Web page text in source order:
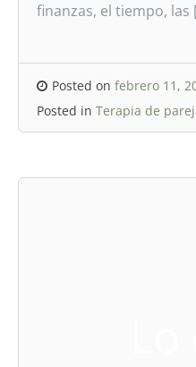
finanzas, el tiempo, las
Posted on febrero 11,
Posted in Terapia de